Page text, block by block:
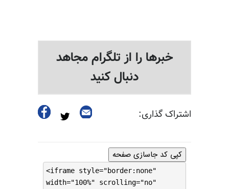
خبرها را از تلگرام مجاهد
دنبال کنید
اشتراک گذاری:
کپی کد جاسازی صفحه
<iframe style="border:none"
width="100%" scrolling="no"